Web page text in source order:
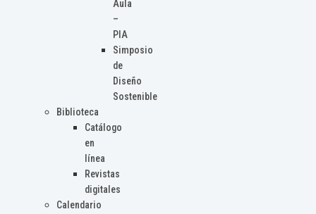
Aula
–
PIA
Simposio
de
Diseño
Sostenible
Biblioteca
Catálogo
en
línea
Revistas
digitales
Calendario